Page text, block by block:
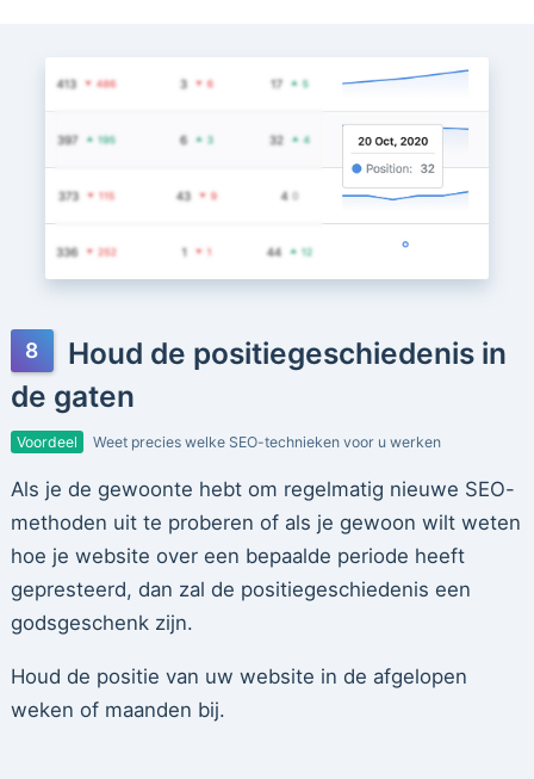
Houd de positiegeschiedenis in
de gaten
Voordeel Weet precies welke SEO-technieken voor u werken
Als je de gewoonte hebt om regelmatig nieuwe SEO-
methoden uit te proberen of als je gewoon wilt weten
hoe je website over een bepaalde periode heeft
gepresteerd, dan zal de positiegeschiedenis een
godsgeschenk zijn.
Houd de positie van uw website in de afgelopen
weken of maanden bij.